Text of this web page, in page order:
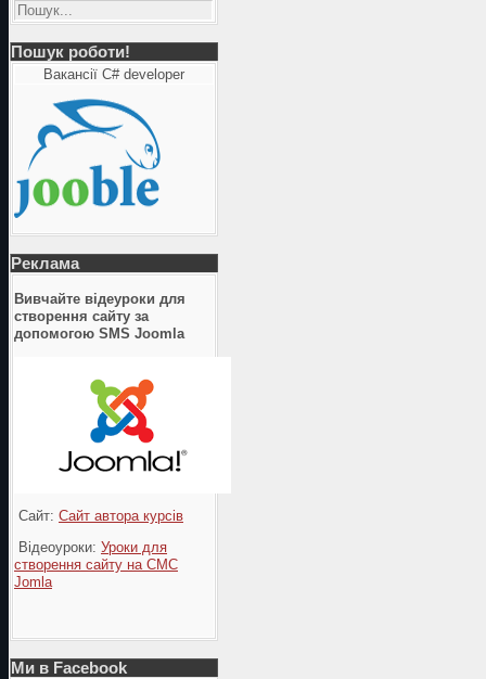
Пошук роботи!
Вакансії C# developer
Реклама
Вивчайте відеуроки для
створення сайту за
допомогою SMS Joomla
Сайт: Сайт автора курсів
Відеоуроки: Уроки для
створення сайту на СМС
Jomla
Ми в Facebook